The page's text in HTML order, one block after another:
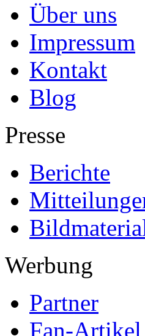
Über uns
Impressum
Kontakt
Blog
Presse
Berichte
Werbung
Partner
Fan-Artikel